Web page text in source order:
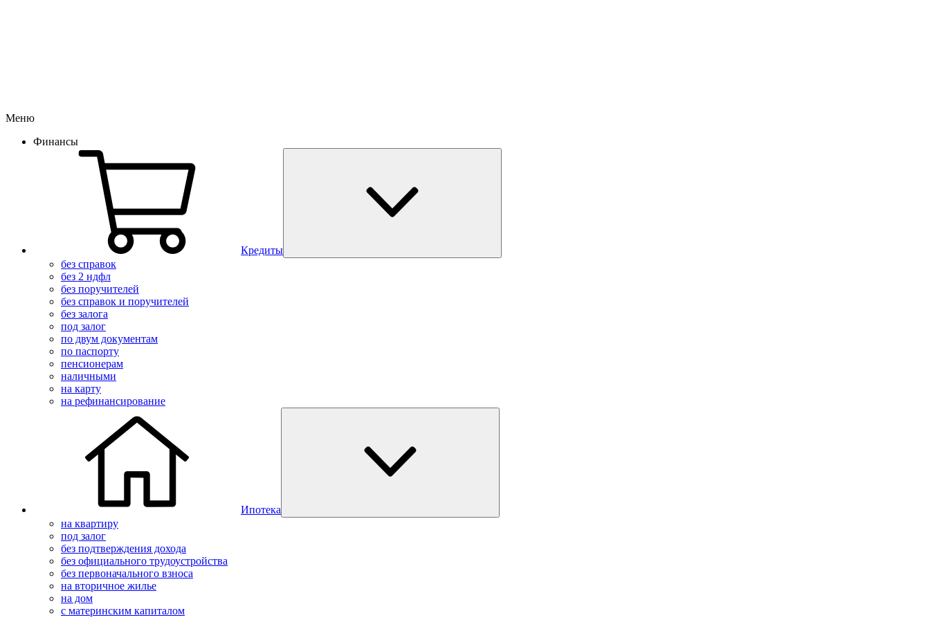
Меню
Финансы
Кредиты
без справок
без 2 ндфл
без поручителей
без справок и поручителей
без залога
под залог
по двум документам
по паспорту
пенсионерам
наличными
на карту
на рефинансирование
Ипотека
на квартиру
под залог
без подтверждения дохода
без официального трудоустройства
без первоначального взноса
на вторичное жилье
на дом
с материнским капиталом